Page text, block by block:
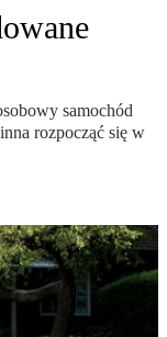
samochód
rozpocząć się w